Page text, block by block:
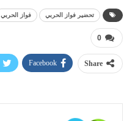
تحضير فواز الحربي فواز الحربي
0
Share
Facebook